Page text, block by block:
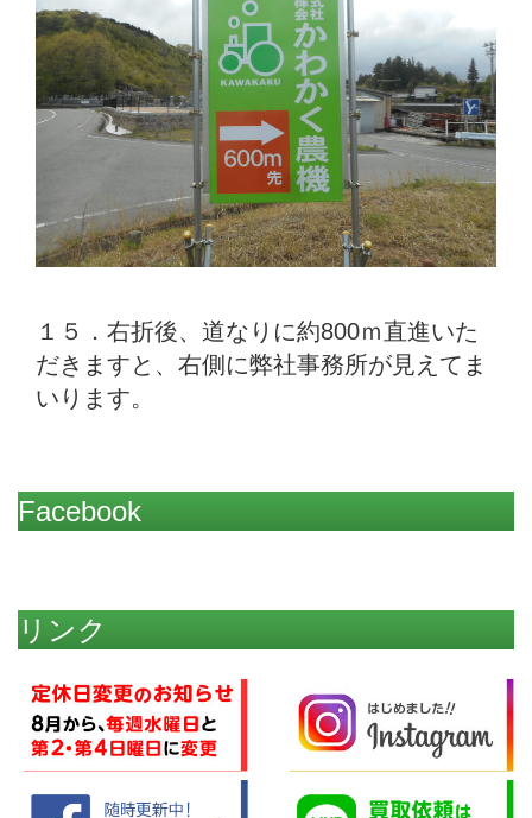
１５．右折後、道なりに約800ｍ直進いた
だきますと、右側に弊社事務所が見えてま
いります。
Facebook
リンク